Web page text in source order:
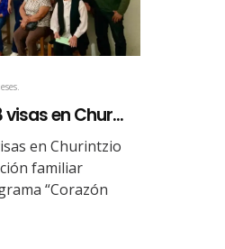
en Chur...
en Churintzio
familiar
“Corazón